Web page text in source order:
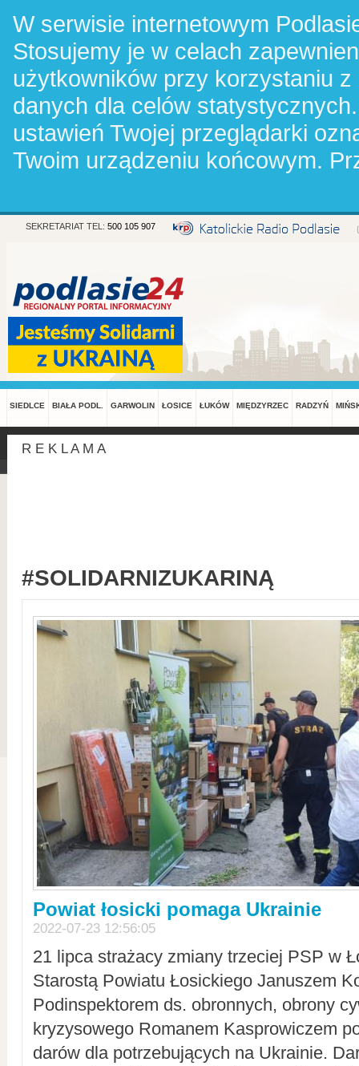
W serwisie internetowym
Stosujemy je w celach
użytkowników przy korzystaniu
danych dla celów
ustawień Twojej przeglądarki
Twoim urządzeniu końcowym.
SEKRETARIAT TEL: 500 105 907
SIEDLCE BIAŁA PODL. GARWOLIN ŁOSICE ŁUKÓW MIĘDZYRZEC RADZYŃ
R E K L A M A
#SOLIDARNIZUKARINĄ
Powiat łosicki pomaga Ukrainie
2022-07-23 12:56:05
21 lipca strażacy zmiany trzeciej PSP w
Starostą Powiatu Łosickiego Januszem
Podinspektorem ds. obronnych, obrony
kryzysowego Romanem Kasprowiczem
darów dla potrzebujących na Ukrainie.